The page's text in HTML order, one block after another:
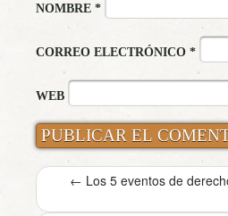
NOMBRE *
CORREO ELECTRÓNICO *
WEB
← Los 5 eventos de